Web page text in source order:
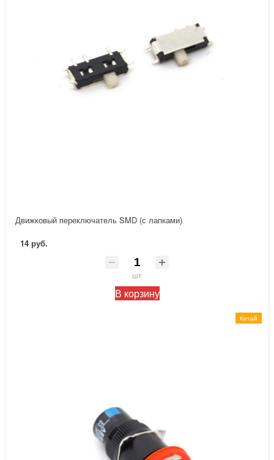
Движковый переключатель SMD (с лапками)
14 руб.
шт
В корзину
Китай